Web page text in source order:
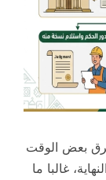
بعض الوقت
غالبا ما